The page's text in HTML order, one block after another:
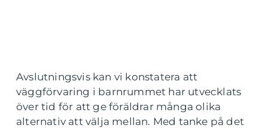
Avslutningsvis kan vi konstatera att
väggförvaring i barnrummet har utvecklats
över tid för att ge föräldrar många olika
alternativ att välja mellan. Med tanke på det